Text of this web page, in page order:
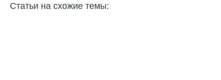
Статьи на схожие темы: